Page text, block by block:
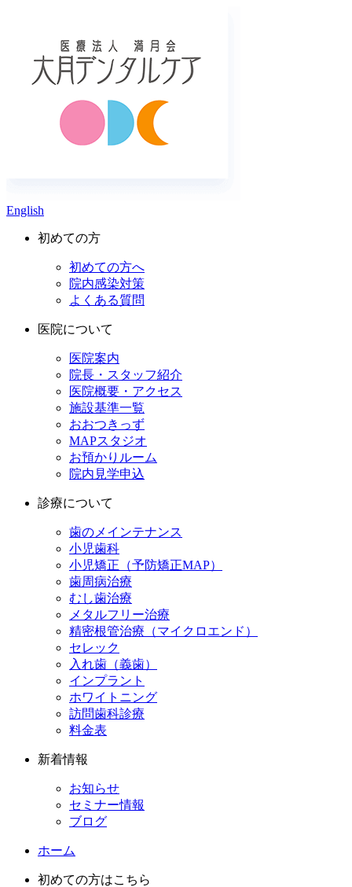
English
初めての方
初めての方へ
院内感染対策
よくある質問
医院について
医院案内
院長・スタッフ紹介
医院概要・アクセス
施設基準一覧
おおつきっず
MAPスタジオ
お預かりルーム
院内見学申込
診療について
歯のメインテナンス
小児歯科
小児矯正（予防矯正MAP）
歯周病治療
むし歯治療
メタルフリー治療
精密根管治療（マイクロエンド）
セレック
入れ歯（義歯）
インプラント
ホワイトニング
訪問歯科診療
料金表
新着情報
お知らせ
セミナー情報
ブログ
ホーム
初めての方はこちら